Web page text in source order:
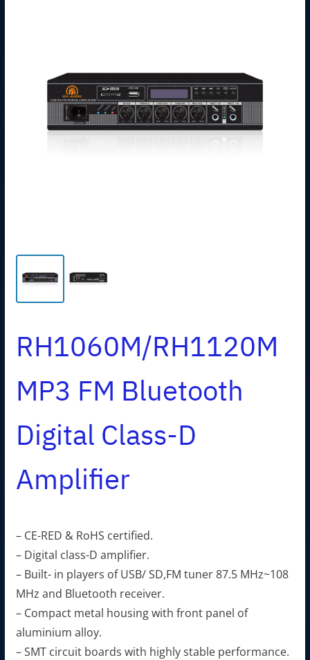
RH1060M/RH1120M
MP3 FM Bluetooth
Digital Class-D
Amplifier
– CE-RED & RoHS certified.
– Digital class-D amplifier.
– Built- in players of USB/ SD,FM tuner 87.5 MHz~108
MHz and Bluetooth receiver.
– Compact metal housing with front panel of
aluminium alloy.
– SMT circuit boards with highly stable performance.